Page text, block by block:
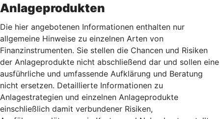
Anlageprodukten
Die hier angebotenen Informationen enthalten nur
allgemeine Hinweise zu einzelnen Arten von
Finanzinstrumenten. Sie stellen die Chancen und Risiken
der Anlageprodukte nicht abschließend dar und sollen eine
ausführliche und umfassende Aufklärung und Beratung
nicht ersetzen. Detaillierte Informationen zu
Anlagestrategien und einzelnen Anlageprodukte
einschließlich damit verbundener Risiken,